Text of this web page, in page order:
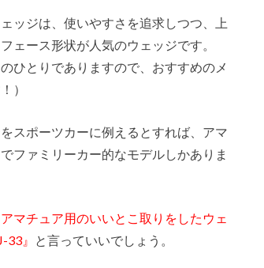
ッジは、使いやすさを追求しつつ、上
ェース形状が人気のウェッジです。
のひとりでありますので、おすすめのメ
）
スポーツカーに例えるとすれば、アマ
ファミリーカー的なモデルしかありま
マチュア用のいいとこ取りをしたウェ
33』 と言っていいでしょう。